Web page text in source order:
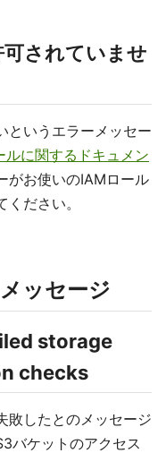
されていませ
というエラーメッセー
ルに関するドキュメン
がお使いのIAMロール
ださい。
ッセージ
storage
checks
敗したとのメッセージ
バケットのアクセス